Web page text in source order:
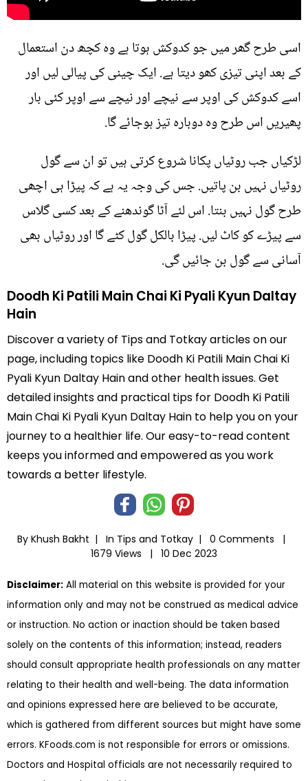
اسی طرح گھر میں جو کدوکش ہوتا ہے وہ کچھ دن استعمال
کے بعد اپنی تیزی کھو دیتا ہے. ایک چینی کی پیالی لیں اور
اسے کدوکش کی اوپر سے نیچے اور نیچے سے اوپر کئی بار
پھیریں اس طرح وہ دوبارہ تیز ہوجائے گا.
لڑکیاں جب روٹیاں پکانا شروع کرتی ہیں تو ان سے گول
روٹیاں نہیں بن پاتیں. جس کی وجہ یہ ہے کہ پیڑا ہی اچھی
طرح گول نہیں بنتا. اس لئے آٹا گوندھنے کے بعد کسی گلاس
سے پیڑے کو کاٹ لیں. پیڑا بالکل گول کٹے گا اور روٹیاں بھی
آسانی سے گول بن جائیں گی.
Doodh Ki Patili Main Chai Ki Pyali Kyun Daltay
Hain
Discover a variety of Tips and Totkay articles on our
page, including topics like Doodh Ki Patili Main Chai Ki
Pyali Kyun Daltay Hain and other health issues. Get
detailed insights and practical tips for Doodh Ki Patili
Main Chai Ki Pyali Kyun Daltay Hain to help you on your
journey to a healthier life. Our easy-to-read content
keeps you informed and empowered as you work
towards a better lifestyle.
By Khush Bakht | In Tips and Totkay |
0 Comments |
1679 Views |
10 Dec 2023
Disclaimer: All material on this website is provided for your
information only and may not be construed as medical advice
or instruction. No action or inaction should be taken based
solely on the contents of this information; instead, readers
should consult appropriate health professionals on any matter
relating to their health and well-being. The data information
and opinions expressed here are believed to be accurate,
which is gathered from different sources but might have some
errors. KFoods.com is not responsible for errors or omissions.
Doctors and Hospital officials are not necessarily required to